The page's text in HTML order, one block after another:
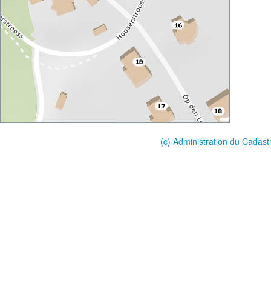
(c) Administration du